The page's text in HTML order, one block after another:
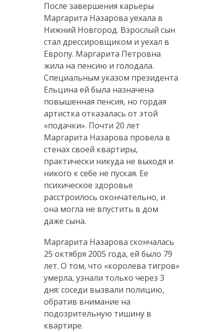
После завершения карьеры
Маргарита Назарова уехала в
Нижний Новгород. Взрослый сын
стал дрессировщиком и уехал в
Европу. Маргарита Петровна
жила на пенсию и голодала.
Специальным указом президента
Ельцина ей была назначена
повышенная пенсия, но гордая
артистка отказалась от этой
«подачки». Почти 20 лет
Маргарита Назарова провела в
стенах своей квартиры,
практически никуда не выходя и
никого к себе не пуская. Ее
психическое здоровье
расстроилось окончательно, и
она могла не впустить в дом
даже сына.
Маргарита Назарова скончалась
25 октября 2005 года, ей было 79
лет. О том, что «королева тигров»
умерла, узнали только через 3
дня: соседи вызвали полицию,
обратив внимание на
подозрительную тишину в
квартире.